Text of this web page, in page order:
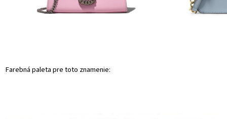
Farebná paleta pre toto znamenie: